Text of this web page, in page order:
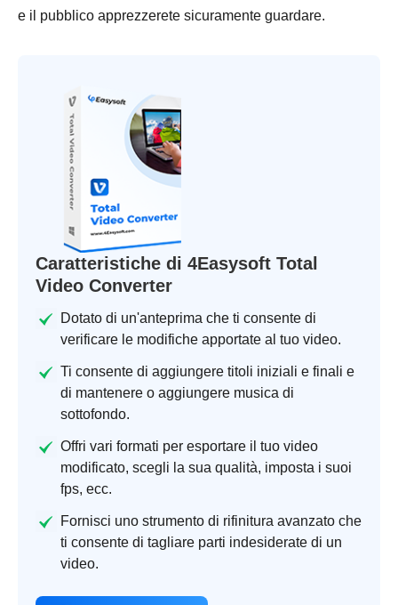
e il pubblico apprezzerete sicuramente guardare.
Caratteristiche di 4Easysoft Total
Video Converter
Dotato di un'anteprima che ti consente di
verificare le modifiche apportate al tuo video.
Ti consente di aggiungere titoli iniziali e finali e
di mantenere o aggiungere musica di
sottofondo.
Offri vari formati per esportare il tuo video
modificato, scegli la sua qualità, imposta i suoi
fps, ecc.
Fornisci uno strumento di rifinitura avanzato che
ti consente di tagliare parti indesiderate di un
video.